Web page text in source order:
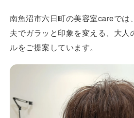
南魚沼市六日町の美容室careでは
夫でガラッと印象を変える、大人
ルをご提案しています。